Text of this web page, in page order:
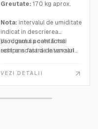
Greutate: 170 kg aprox.
Nota: intervalul de umiditate
indicat in descrierea
produsului poate fi mai
restrans fata de intervalul
de control pentru
Va rugam sa contactati
echipa noastra de vanzari
VEZI DETALII